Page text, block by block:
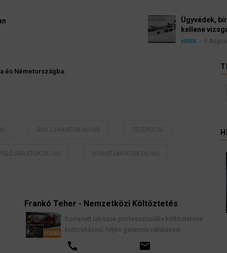
Ügyvédek, bírák és
kellene vizsgálnia
HÍREK 3 August 2026
és Németországba.
Frankó Teher - Nemzetközi Költöztetés
Komplett lakások professzionális költöztetése
biztosítással, teljes garancia vállalással.
call email